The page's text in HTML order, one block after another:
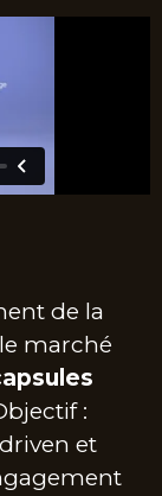
de la
marché
:
et